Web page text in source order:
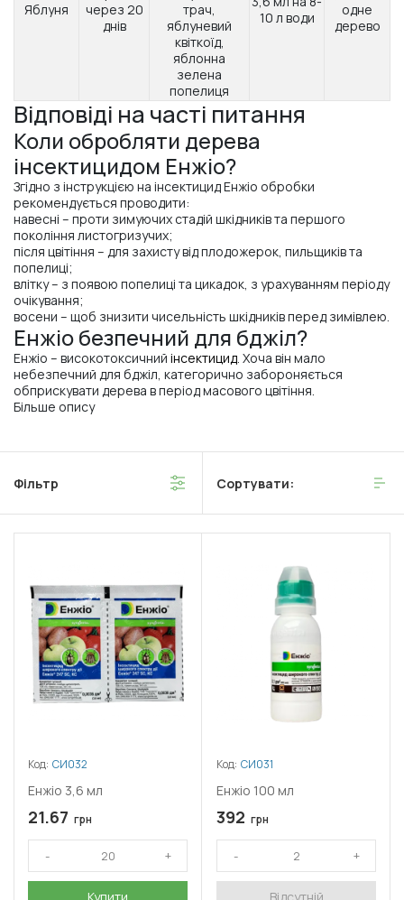
Яблуня
через 20
днів
трач,
яблуневий
квіткоїд,
яблонна
зелена
попелиця
10 л води
одне
дерево
Відповіді на часті питання
Коли обробляти дерева
інсектицидом Енжіо?
Згідно з інструкцією на інсектицид Енжіо обробки
рекомендується проводити:
навесні – проти зимуючих стадій шкідників та першого
покоління листогризучих;
після цвітіння – для захисту від плодожерок, пильщиків та
попелиці;
влітку – з появою попелиці та цикадок, з урахуванням періоду
очікування;
восени – щоб знизити чисельність шкідників перед зимівлею.
Енжіо безпечний для бджіл?
Енжіо – високотоксичний інсектицид. Хоча він мало
небезпечний для бджіл, категорично забороняється
обприскувати дерева в період масового цвітіння.
Більше опису
Фільтр Сортувати:
Код: СИ032
Енжіо 3,6 мл
21.67 грн
Код: СИ031
Енжіо 100 мл
392 грн